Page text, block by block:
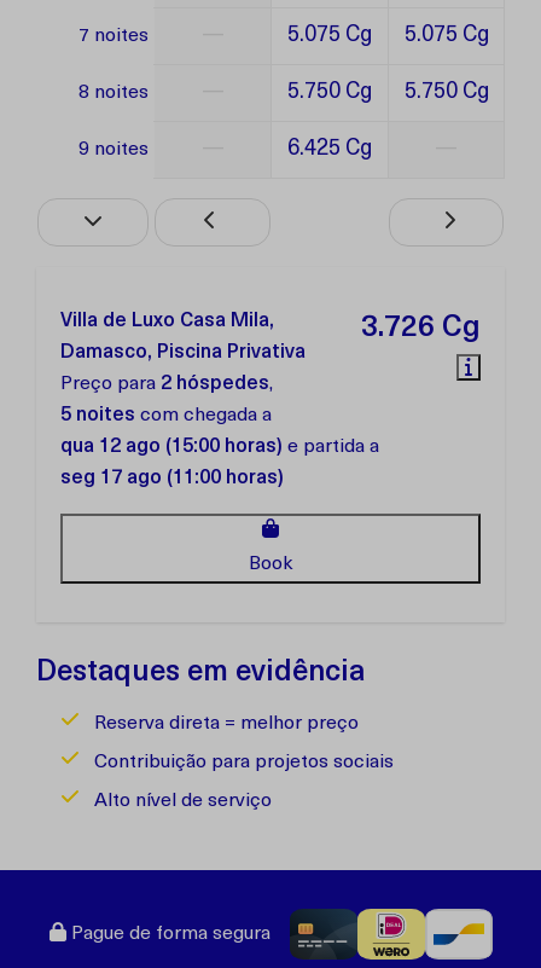
7 noites 5.075 Cg 5.075 Cg
8 noites 5.750 Cg 5.750 Cg
9 noites 6.425 Cg
3.726 Cg
Villa de Luxo Casa Mila,
Damasco, Piscina Privativa
Preço para 2 hóspedes,
5 noites com chegada a
qua 12 ago (15:00 horas) e partida a
seg 17 ago (11:00 horas)
Book
Destaques em evidência
Reserva direta = melhor preço
Contribuição para projetos sociais
Alto nível de serviço
Pague de forma segura